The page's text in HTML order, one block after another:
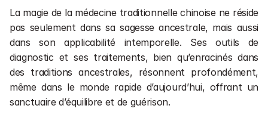
La magie de la médecine traditionnelle chinoise ne réside
pas seulement dans sa sagesse ancestrale, mais aussi
dans son applicabilité intemporelle. Ses outils de
diagnostic et ses traitements, bien qu’enracinés dans
des traditions ancestrales, résonnent profondément,
même dans le monde rapide d’aujourd’hui, offrant un
sanctuaire d’équilibre et de guérison.